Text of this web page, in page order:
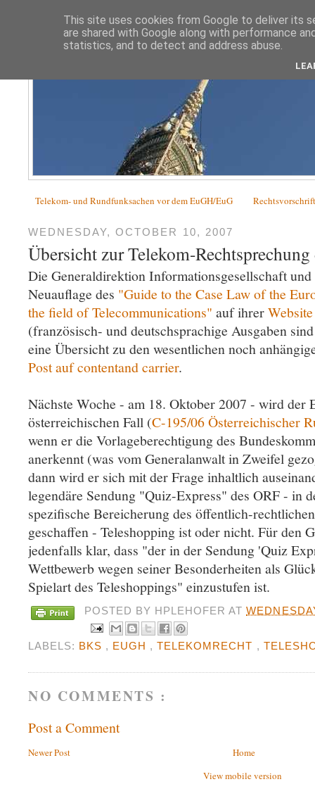
Telekom- und Rundfunksachen vor dem EuGH/EuG
WEDNESDAY, OCTOBER 10, 2007
Übersicht zur Telekom-
Die Generaldirektion Informationsgesellschaft
Neuauflage des "Guide to the Case Law of the
the field of Telecommunications" auf ihrerWebsite
(französisch- und deutschsprachige Ausgaben
eine Übersicht zu den wesentlichen noch
Post auf contentand carrier.
Nächste Woche - am 18. Oktober 2007 - wird der
österreichischen Fall (C-195/06 Österreichischer
wenn er die Vorlageberechtigung des
anerkennt (was vom Generalanwalt in Zweifel
dann wird er sich mit der Frage inhaltlich
legendäre Sendung "Quiz-Express" des ORF - in
spezifische Bereicherung des öffentlich-
geschaffen - Teleshopping ist oder nicht. Für den
jedenfalls klar, dass "der in der Sendung 'Quiz
Wettbewerb wegen seiner Besonderheiten als
Spielart des Teleshoppings" einzustufen ist.
POSTED BY HPLEHOFERAT
LABELS: BKS , EUGH ,TELEKOMRECHT ,
NO COMMENTS :
Post a Comment
Newer Post
Home
View mobile version
This site uses cookies from Google to deliver its
are shared with Google along with performance
statistics, and to detect and address abuse.